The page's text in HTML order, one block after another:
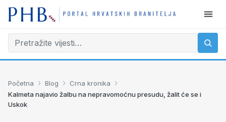
Početna › Blog › Crna kronika ›
Kalmeta najavio žalbu na nepravomoćnu presudu, žalit će se i
Uskok